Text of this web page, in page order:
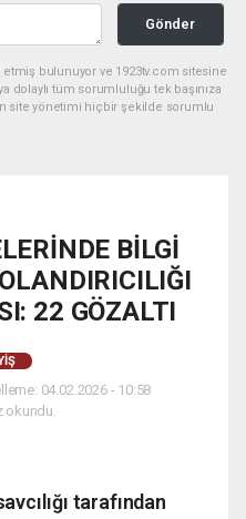
Gönder
etmiş bulunuyor ve 1923tv.com sitesine
dolaylı tüm sorumluluğu tek başınıza
site yönetimi hiçbir şekilde sorumlu
BİLGİ
22 GÖZALTI
04.02.2026 - 10:58
okundu.
tarafından